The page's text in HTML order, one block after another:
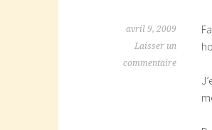
avril 9, 2009
Laisser un
commentaire